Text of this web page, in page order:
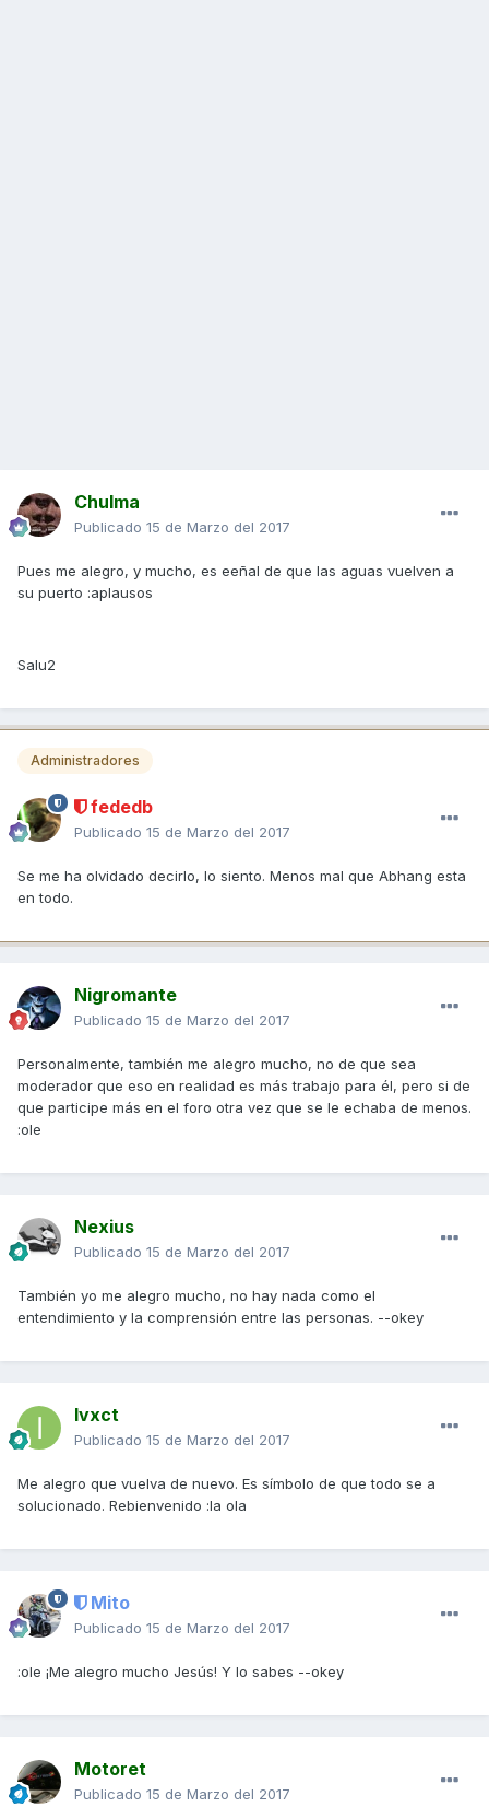
Chulma
Publicado 15 de Marzo del 2017
Pues me alegro, y mucho, es eeñal de que las aguas vuelven a
su puerto :aplausos
Salu2
Administradores
fededb
Publicado 15 de Marzo del 2017
Se me ha olvidado decirlo, lo siento. Menos mal que Abhang esta
en todo.
Nigromante
Publicado 15 de Marzo del 2017
Personalmente, también me alegro mucho, no de que sea
moderador que eso en realidad es más trabajo para él, pero si de
que participe más en el foro otra vez que se le echaba de menos.
:ole
Nexius
Publicado 15 de Marzo del 2017
También yo me alegro mucho, no hay nada como el
entendimiento y la comprensión entre las personas. --okey
Ivxct
Publicado 15 de Marzo del 2017
Me alegro que vuelva de nuevo. Es símbolo de que todo se a
solucionado. Rebienvenido :la ola
Mito
Publicado 15 de Marzo del 2017
:ole ¡Me alegro mucho Jesús! Y lo sabes --okey
Motoret
Publicado 15 de Marzo del 2017